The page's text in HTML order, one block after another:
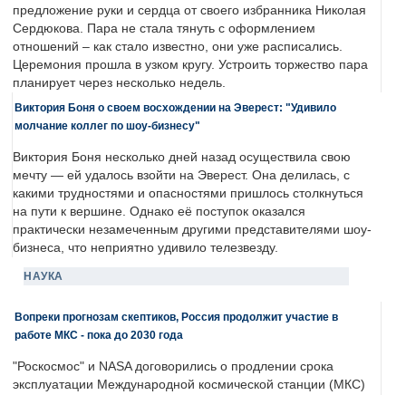
предложение руки и сердца от своего избранника Николая
Сердюкова. Пара не стала тянуть с оформлением
отношений – как стало известно, они уже расписались.
Церемония прошла в узком кругу. Устроить торжество пара
планирует через несколько недель.
Виктория Боня о своем восхождении на Эверест: "Удивило
молчание коллег по шоу-бизнесу"
Виктория Боня несколько дней назад осуществила свою
мечту — ей удалось взойти на Эверест. Она делилась, с
какими трудностями и опасностями пришлось столкнуться
на пути к вершине. Однако её поступок оказался
практически незамеченным другими представителями шоу-
бизнеса, что неприятно удивило телезвезду.
НАУКА
Вопреки прогнозам скептиков, Россия продолжит участие в
работе МКС - пока до 2030 года
"Роскосмос" и NASA договорились о продлении срока
эксплуатации Международной космической станции (МКС)